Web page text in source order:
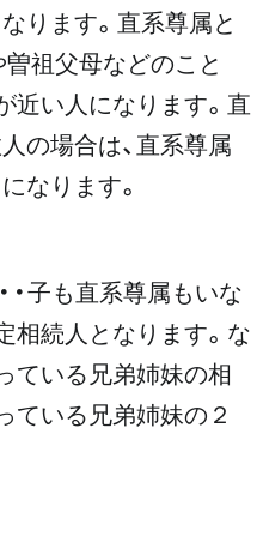
ります。直系尊属と
曽祖父母などのこと
近い人になります。直
の場合は、直系尊属
なります。
・・子も直系尊属もいな
相続人となります。な
ている兄弟姉妹の相
ている兄弟姉妹の２